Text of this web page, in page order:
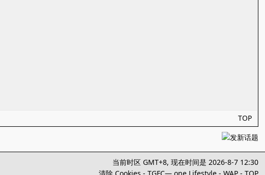
TOP
当前时区 GMT+8, 现在时间是 2026-8-7 12:30